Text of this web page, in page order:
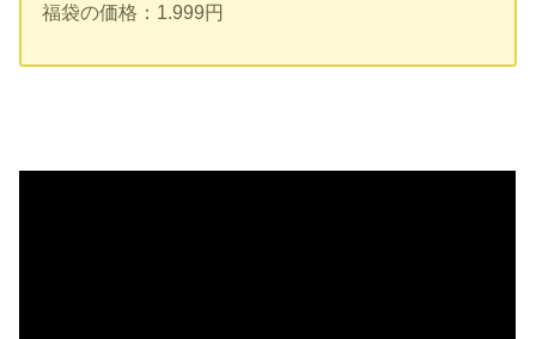
福袋の価格：1.999円